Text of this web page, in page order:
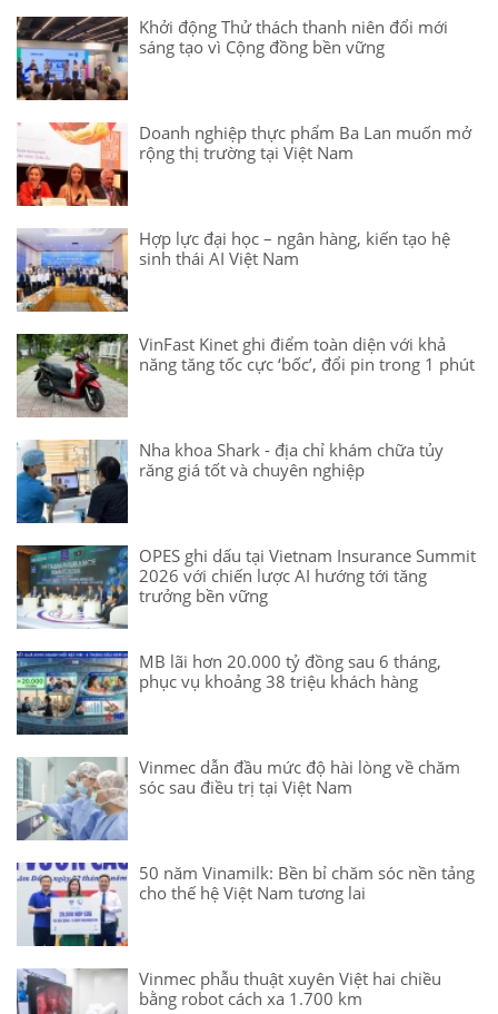
Khởi động Thử thách thanh niên đổi mới
sáng tạo vì Cộng đồng bền vững
Doanh nghiệp thực phẩm Ba Lan muốn mở
rộng thị trường tại Việt Nam
Hợp lực đại học – ngân hàng, kiến tạo hệ
sinh thái AI Việt Nam
VinFast Kinet ghi điểm toàn diện với khả
năng tăng tốc cực ‘bốc’, đổi pin trong 1 phút
Nha khoa Shark - địa chỉ khám chữa tủy
răng giá tốt và chuyên nghiệp
OPES ghi dấu tại Vietnam Insurance Summit
2026 với chiến lược AI hướng tới tăng
trưởng bền vững
MB lãi hơn 20.000 tỷ đồng sau 6 tháng,
phục vụ khoảng 38 triệu khách hàng
Vinmec dẫn đầu mức độ hài lòng về chăm
sóc sau điều trị tại Việt Nam
50 năm Vinamilk: Bền bỉ chăm sóc nền tảng
cho thế hệ Việt Nam tương lai
Vinmec phẫu thuật xuyên Việt hai chiều
bằng robot cách xa 1.700 km